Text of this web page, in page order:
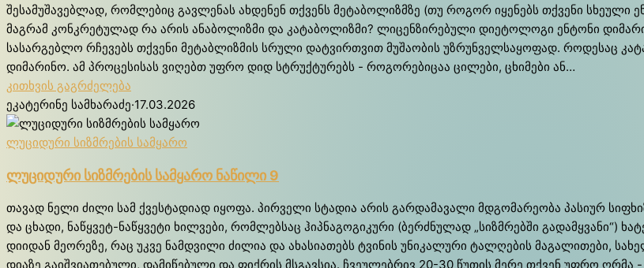
შესამუშავებლად, რომლებიც გავლენას ახდენენ თქვენს მეტაბოლიზმზე (თუ როგორ იყენებს თქვენი
მაგრამ კონკრეტულად რა არის ანაბოლიზმი და კატაბოლიზმი? ლიცენზირებული დიეტოლოგი ენტონი
სასარგებლო რჩევებს თქვენი მეტაბლიზმის სრული დატვირთვით მუშაობის უზრუნველსაყოფად. როდესაც
დიმარინო. ამ პროცესისას ვიღებთ უფრო დიდ სტრუქტურებს - როგორებიცაა ცილები, ცხიმები ან…
კითხვის გაგრძელება
ეკატერინე სამხარაძე·17.03.2026
ლუციდური სიზმრების სამყარო
ლუ­ცი­დუ­რი სიზ­მრე­ბის სამ­ყა­რო ნა­წი­ლი 9
თა­ვად ნე­ლი ძი­ლი სამ ქვეს­ტა­დი­ად იყო­ფა. პირ­ვე­ლი სტა­დია არის გარ­და­მა­ვა­ლი მდგო­მა­რე­ო­ბა პა­სი­ურ
და ცხა­დი, ნაწ­ყვეტ-ნაწ­ყვე­ტი ხილ­ვე­ბი, რომ­ლებ­საც ჰიპ­ნა­გო­გი­კუ­რი (ბერ­ძნუ­ლად „სიზ­მრებ­ში
დი­ი­დან მე­ო­რე­ზე, რაც უკვე ნამ­დვი­ლი ძი­ლია და ახა­სი­ა­თებს ტვი­ნის უნი­კა­ლუ­რი ტალ­ღე­ბის მა­გა­ლი­თე­ბი,
დი­ა­ზე გა­იშ­ვი­ა­თე­ბუ­ლი, და­მი­წე­ბუ­ლი და ფი­ქრის მსგავ­სია. ჩვე­უ­ლე­ბრივ 20-30 წუ­თის მე­რე თქვენ უფრო